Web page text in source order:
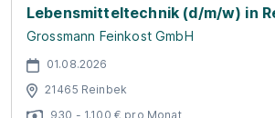
Lebensmitteltechnik (d/m/w) in
Grossmann Feinkost GmbH
01.08.2026
21465 Reinbek
930 - 1.100 € pro Monat